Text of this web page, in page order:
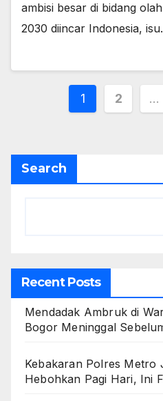
ambisi besar di bidang
2030 diincar Indonesia,
Posts
1 2 …
Search
Recent Posts
Mendadak Ambruk di
Bogor Meninggal
Kebakaran Polres Metro
Hebohkan Pagi Hari, Ini